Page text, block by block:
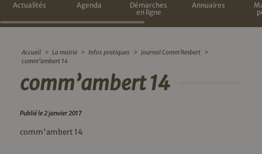
Actualités Agenda
Démarches
en ligne
Annuaires
Accueil > La mairie > Infos pratiques > Journal Comm’Ambert >
comm’ambert 14
comm’ambert 14
Publié le 2 janvier 2017
comm'ambert 14